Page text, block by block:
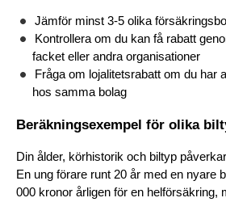
Jämför minst 3-5 olika
Kontrollera om du kan få rabatt
facket eller andra organisationer
Fråga om lojalitetsrabatt om du har
hos samma bolag
Beräkningsexempel för olika
Din ålder, körhistorik och biltyp
En ung förare runt 20 år med en nyare
000 kronor årligen för en helförsäkring,